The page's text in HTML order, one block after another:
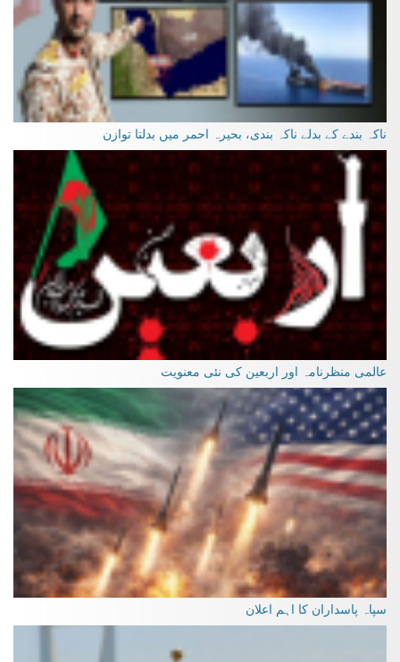
ناکہ بندے کے بدلے ناکہ بندی، بحیرہ احمر میں بدلتا توازن
عالمی منظرنامہ اور اربعین کی نئی معنویت
سپاہ پاسداران کا اہم اعلان